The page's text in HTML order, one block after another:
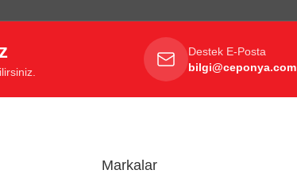
Destek E-Posta
bilgi@ceponya.com
Markalar